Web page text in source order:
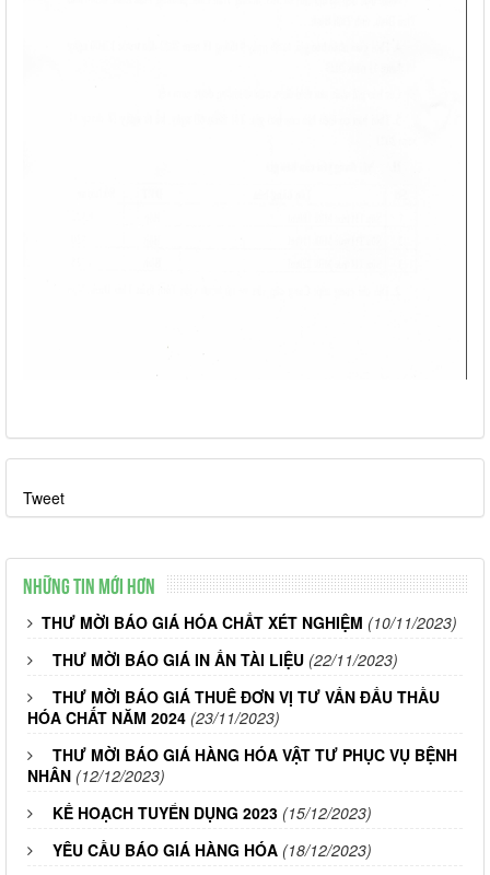
Tweet
Những tin mới hơn
THƯ MỜI BÁO GIÁ HÓA CHẤT XÉT NGHIỆM (10/11/2023)
THƯ MỜI BÁO GIÁ IN ẤN TÀI LIỆU (22/11/2023)
THƯ MỜI BÁO GIÁ THUÊ ĐƠN VỊ TƯ VẤN ĐẤU THẦU
HÓA CHẤT NĂM 2024 (23/11/2023)
THƯ MỜI BÁO GIÁ HÀNG HÓA VẬT TƯ PHỤC VỤ BỆNH
NHÂN (12/12/2023)
KẾ HOẠCH TUYỂN DỤNG 2023 (15/12/2023)
YÊU CẦU BÁO GIÁ HÀNG HÓA (18/12/2023)